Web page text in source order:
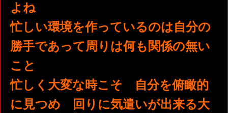
よね
忙しい環境を作っているのは自分の
勝手であって周りは何も関係の無い
こと
忙しく大変な時こそ 自分を俯瞰的
に見つめ 回りに気遣いが出来る大